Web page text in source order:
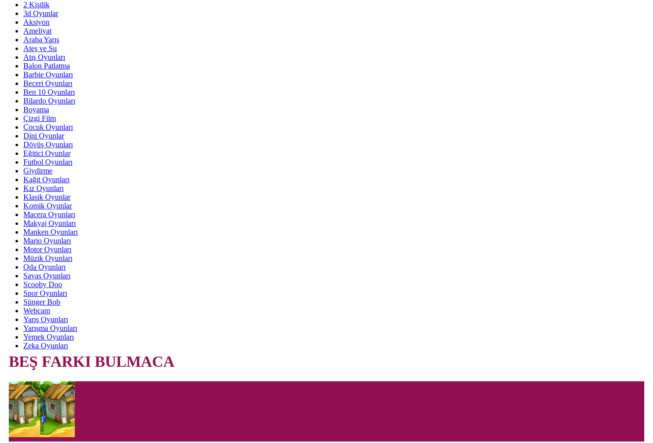
2 Kişilik
3d Oyunlar
Aksiyon
Ameliyat
Araba Yarış
Ateş ve Su
Atış Oyunları
Balon Patlatma
Barbie Oyunları
Beceri Oyunları
Ben 10 Oyunları
Bilardo Oyunları
Boyama
Çizgi Film
Çocuk Oyunları
Dini Oyunlar
Dövüş Oyunları
Eğitici Oyunlar
Futbol Oyunları
Giydirme
Kağıt Oyunları
Kız Oyunları
Klasik Oyunlar
Komik Oyunlar
Macera Oyunları
Makyaj Oyunları
Manken Oyunları
Mario Oyunları
Motor Oyunları
Müzik Oyunları
Oda Oyunları
Savas Oyunları
Scooby Doo
Spor Oyunları
Sünger Bob
Webcam
Yarış Oyunları
Yarışma Oyunları
Yemek Oyunları
Zeka Oyunları
BEŞ FARKI BULMACA